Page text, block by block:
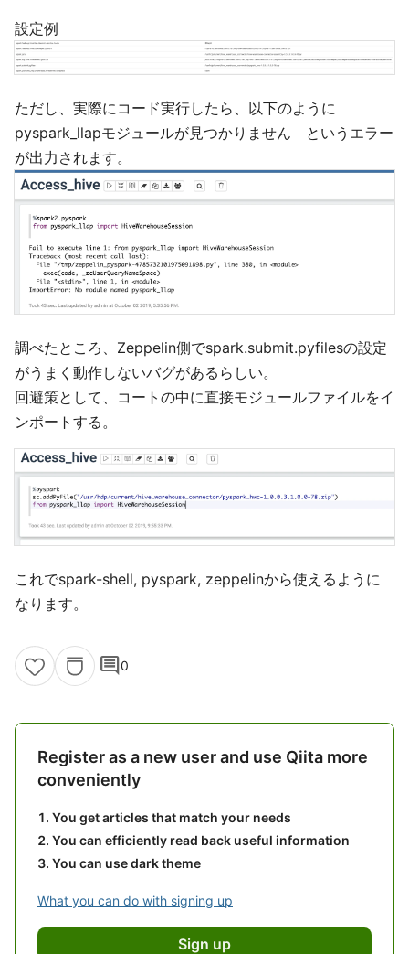
設定例
ただし、実際にコード実行したら、以下のように
pyspark_llapモジュールが見つかりません というエラー
が出力されます。
調べたところ、Zeppelin側でspark.submit.pyfilesの設定
がうまく動作しないバグがあるらしい。
回避策として、コートの中に直接モジュールファイルをイ
ンポートする。
これでspark-shell, pyspark, zeppelinから使えるように
なります。
comment0
Register as a new user and use Qiita more
conveniently
You get articles that match your needs
You can efficiently read back useful information
You can use dark theme
What you can do with signing up
Sign up